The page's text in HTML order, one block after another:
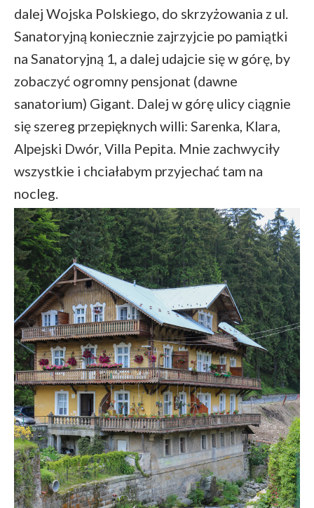
dalej Wojska Polskiego, do skrzyżowania z ul.
Sanatoryjną koniecznie zajrzyjcie po pamiątki
na Sanatoryjną 1, a dalej udajcie się w górę, by
zobaczyć ogromny pensjonat (dawne
sanatorium) Gigant. Dalej w górę ulicy ciągnie
się szereg przepięknych willi: Sarenka, Klara,
Alpejski Dwór, Villa Pepita. Mnie zachwyciły
wszystkie i chciałabym przyjechać tam na
nocleg.